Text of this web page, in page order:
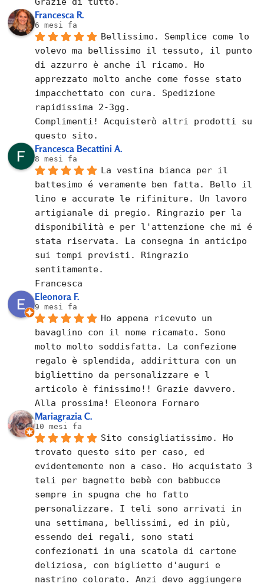
Francesca R.
6 mesi fa
Bellissimo. Semplice come lo
volevo ma bellissimo il tessuto, il punto
di azzurro è anche il ricamo. Ho
apprezzato molto anche come fosse stato
impacchettato con cura. Spedizione
rapidissima 2-3gg.
Complimenti! Acquisterò altri prodotti su
questo sito.
Francesca Becattini A.
8 mesi fa
La vestina bianca per il
battesimo é veramente ben fatta. Bello il
lino e accurate le rifiniture. Un lavoro
artigianale di pregio. Ringrazio per la
disponibilità e per l'attenzione che mi é
stata riservata. La consegna in anticipo
sui tempi previsti. Ringrazio
sentitamente.
Francesca
Eleonora F.
9 mesi fa
Ho appena ricevuto un
bavaglino con il nome ricamato. Sono
molto molto soddisfatta. La confezione
regalo è splendida, addirittura con un
bigliettino da personalizzare e l
articolo è finissimo!! Grazie davvero.
Alla prossima! Eleonora Fornaro
Mariagrazia C.
10 mesi fa
Sito consigliatissimo. Ho
trovato questo sito per caso, ed
evidentemente non a caso. Ho acquistato 3
teli per bagnetto bebè con babbucce
sempre in spugna che ho fatto
personalizzare. I teli sono arrivati in
una settimana, bellissimi, ed in più,
essendo dei regali, sono stati
confezionati in una scatola di cartone
deliziosa, con biglietto d'auguri e
nastrino colorato. Anzi devo aggiungere